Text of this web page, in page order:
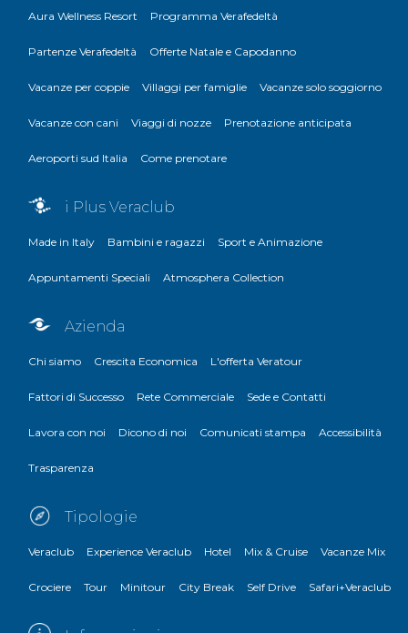
Aura Wellness Resort Programma Verafedeltà
Partenze Verafedeltà Offerte Natale e Capodanno
Vacanze per coppie Villaggi per famiglie Vacanze solo soggiorno
Vacanze con cani Viaggi di nozze Prenotazione anticipata
Aeroporti sud Italia Come prenotare
i Plus Veraclub
Made in Italy Bambini e ragazzi Sport e Animazione
Appuntamenti Speciali Atmosphera Collection
Azienda
Chi siamo Crescita Economica L'offerta Veratour
Fattori di Successo Rete Commerciale Sede e Contatti
Lavora con noi Dicono di noi Comunicati stampa Accessibilità
Trasparenza
Tipologie
Veraclub Experience Veraclub Hotel Mix & Cruise Vacanze Mix
Crociere Tour Minitour City Break Self Drive Safari+Veraclub